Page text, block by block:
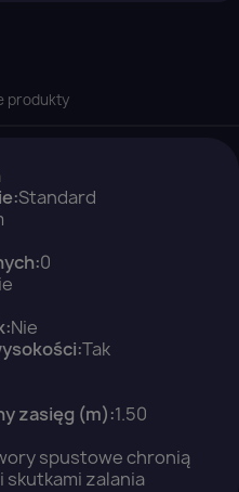
produkty
Standard
0
Nie
Tak
zasięg (m):1.50
spustowe chronią
zalania
products in your
Zaloguj się